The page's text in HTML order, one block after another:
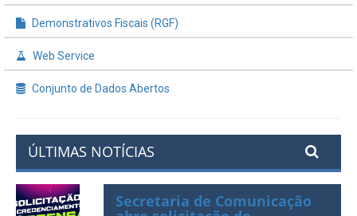
Prestações de Contas
Demonstrativos Fiscais (RGF)
Web Service
ÚLTIMAS NOTÍCIAS